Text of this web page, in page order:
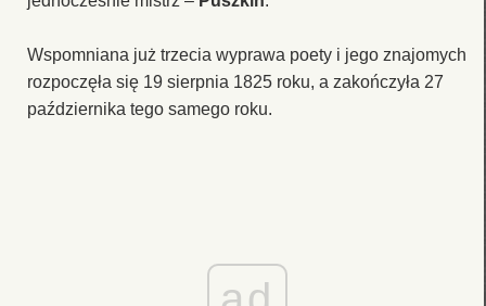
Wspomniana już trzecia wyprawa poety i jego znajomych
rozpoczęła się 19 sierpnia 1825 roku, a zakończyła 27
października tego samego roku.